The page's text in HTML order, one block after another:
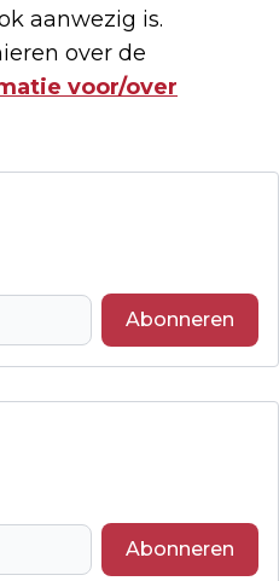
aanwezig is.
over de
voor/over
Abonneren
Abonneren